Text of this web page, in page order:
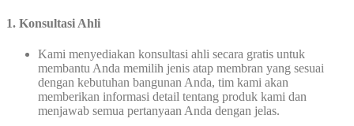
1. Konsultasi Ahli
Kami menyediakan konsultasi ahli secara gratis untuk
membantu Anda memilih jenis atap membran yang sesuai
dengan kebutuhan bangunan Anda, tim kami akan
memberikan informasi detail tentang produk kami dan
menjawab semua pertanyaan Anda dengan jelas.